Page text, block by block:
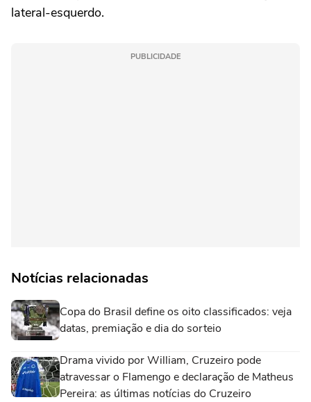
lateral-esquerdo.
PUBLICIDADE
Notícias relacionadas
Copa do Brasil define os oito classificados: veja
datas, premiação e dia do sorteio
Drama vivido por William, Cruzeiro pode
atravessar o Flamengo e declaração de Matheus
Pereira: as últimas notícias do Cruzeiro